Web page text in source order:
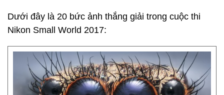
Dưới đây là 20 bức ảnh thắng giải trong cuộc thi
Nikon Small World 2017: